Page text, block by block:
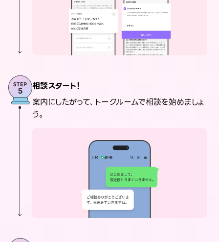
相談スタート！
案内にしたがって、トークルームで相談を始めましょ
う。